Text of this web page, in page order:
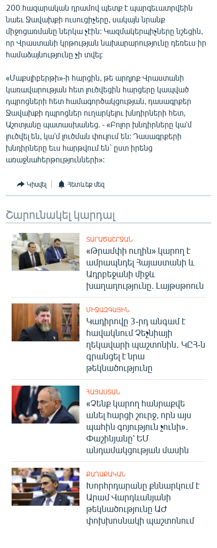
200 հազարական դրամով պետք է պարգեւատրվեին
նաեւ Ջավախքի ուսուցիչերը, սակայն նրանք
միջոցառմանը ներկա չէին: Կազմակերպիչները նշեցին,
որ Վրաստանի կրթության նախարարությունը դեռեւս իր
համաձայնությունը չի տվել:
«Մաքսլիբերթի»-ի հարցին, թե արդյոք Վրաստանի
կառավարության հետ լուծվեցին հարցերը կապված
դպրոցների հետ համագործակցության, դասագրքեր
Ջավախքի դպրոցներ ուղարկելու խնդիրների հետ,
Աշոտյանը պատասխանեց. - «Բոլոր խնդիրները կա'մ
լուծվել են, կա'մ լուծման փուլում են: Դասագրքերի
խնդիրները եւս հարթվում են` ըստ իրենց
առաջնահերթությունների»:
Կիսվել Հետևեք մեզ
Շարունակել կարդալ
ՏԱՐԱԾԱՇՐՋԱՆ
«Թրամփի ուղին» կարող է
ամրապնդել Հայաստանի և
Ադրբեջանի միջև
խաղաղությունը. Լայթսթոուն
ՄԻՋԱԶԳԱՅԻՆ
Կադիրովը 3-րդ անգամ է
հավակնում Չեչնիայի
ղեկավարի պաշտոնին․ ԿԸՀ-ն
գրանցել է նրա
թեկնածությունը
ՀԱՅԱՍՏԱՆ
«Չենք կարող հանրաքվե
անել հարցի շուրջ, որն այս
պահին գոյություն չունի»․
Փաշինյանը՝ ԵՄ
անդամակցության մասին
ՔԱՂԱՔԱԿԱՆ
Խորհրդարանը քննարկում է
Արամ Վարդևանյանի
թեկնածությունը ԱԺ
փոխխոսնակի պաշտոնում